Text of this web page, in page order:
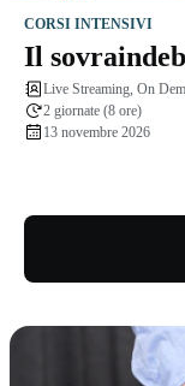
CORSI INTENSIVI
Il
Live Streaming, On
2 giornate (8 ore)
13 novembre 2026